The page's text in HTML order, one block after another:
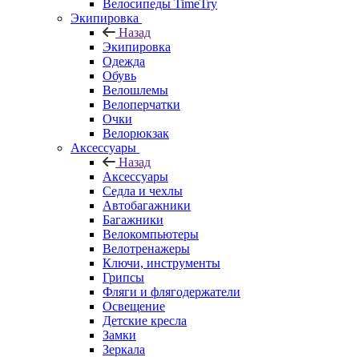
Велосипеды TimeTry
Экипировка
Назад
Экипировка
Одежда
Обувь
Велошлемы
Велоперчатки
Очки
Велорюкзак
Аксессуары
Назад
Аксессуары
Седла и чехлы
Автобагажники
Багажники
Велокомпьютеры
Велотренажеры
Ключи, инструменты
Грипсы
Фляги и флягодержатели
Освещение
Детские кресла
Замки
Зеркала